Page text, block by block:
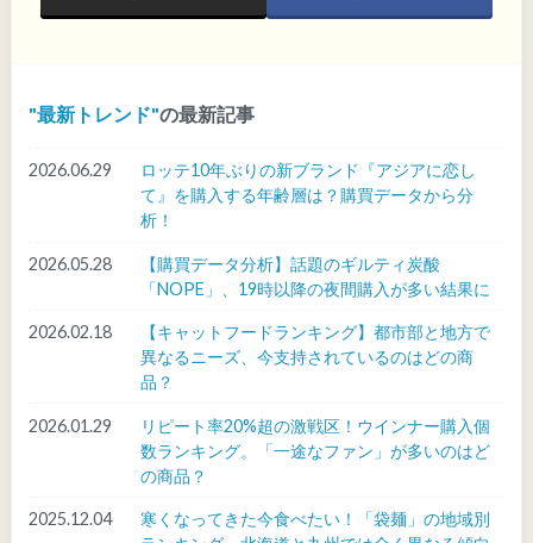
最新トレンド の最新記事
2026.06.29
ロッテ10年ぶりの新ブランド『アジアに恋し
て』を購入する年齢層は？購買データから分
析！
2026.05.28
【購買データ分析】話題のギルティ炭酸
「NOPE」、19時以降の夜間購入が多い結果に
2026.02.18
【キャットフードランキング】都市部と地方で
異なるニーズ、今支持されているのはどの商
品？
2026.01.29
リピート率20%超の激戦区！ウインナー購入個
数ランキング。「一途なファン」が多いのはど
の商品？
2025.12.04
寒くなってきた今食べたい！「袋麺」の地域別